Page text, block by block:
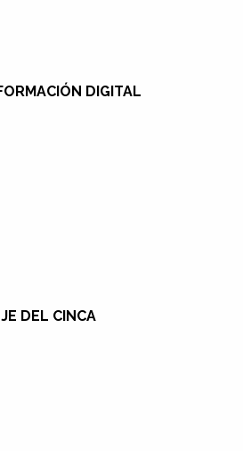
DIGITAL
DEL CINCA